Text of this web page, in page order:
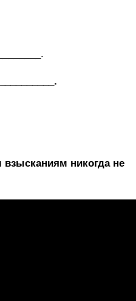
никогда не